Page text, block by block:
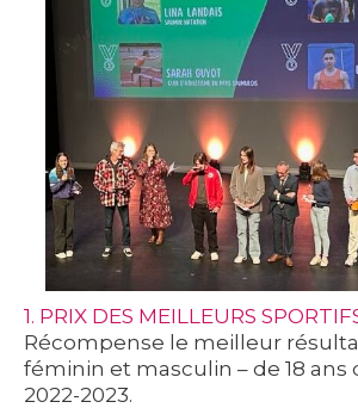
1. PRIX DES MEILLEURS
Récompense le meilleur
féminin et masculin – de 18 ans
2022-2023.